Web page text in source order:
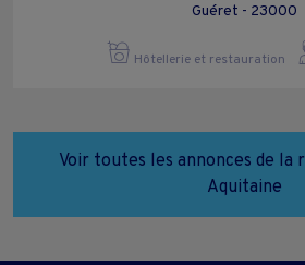
Guéret - 23000
Hôtellerie et restauration
Voir toutes les annonces de la
Aquitaine